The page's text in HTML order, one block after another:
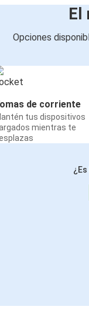
El
Opciones
de corriente
tus dispositivos
mientras te